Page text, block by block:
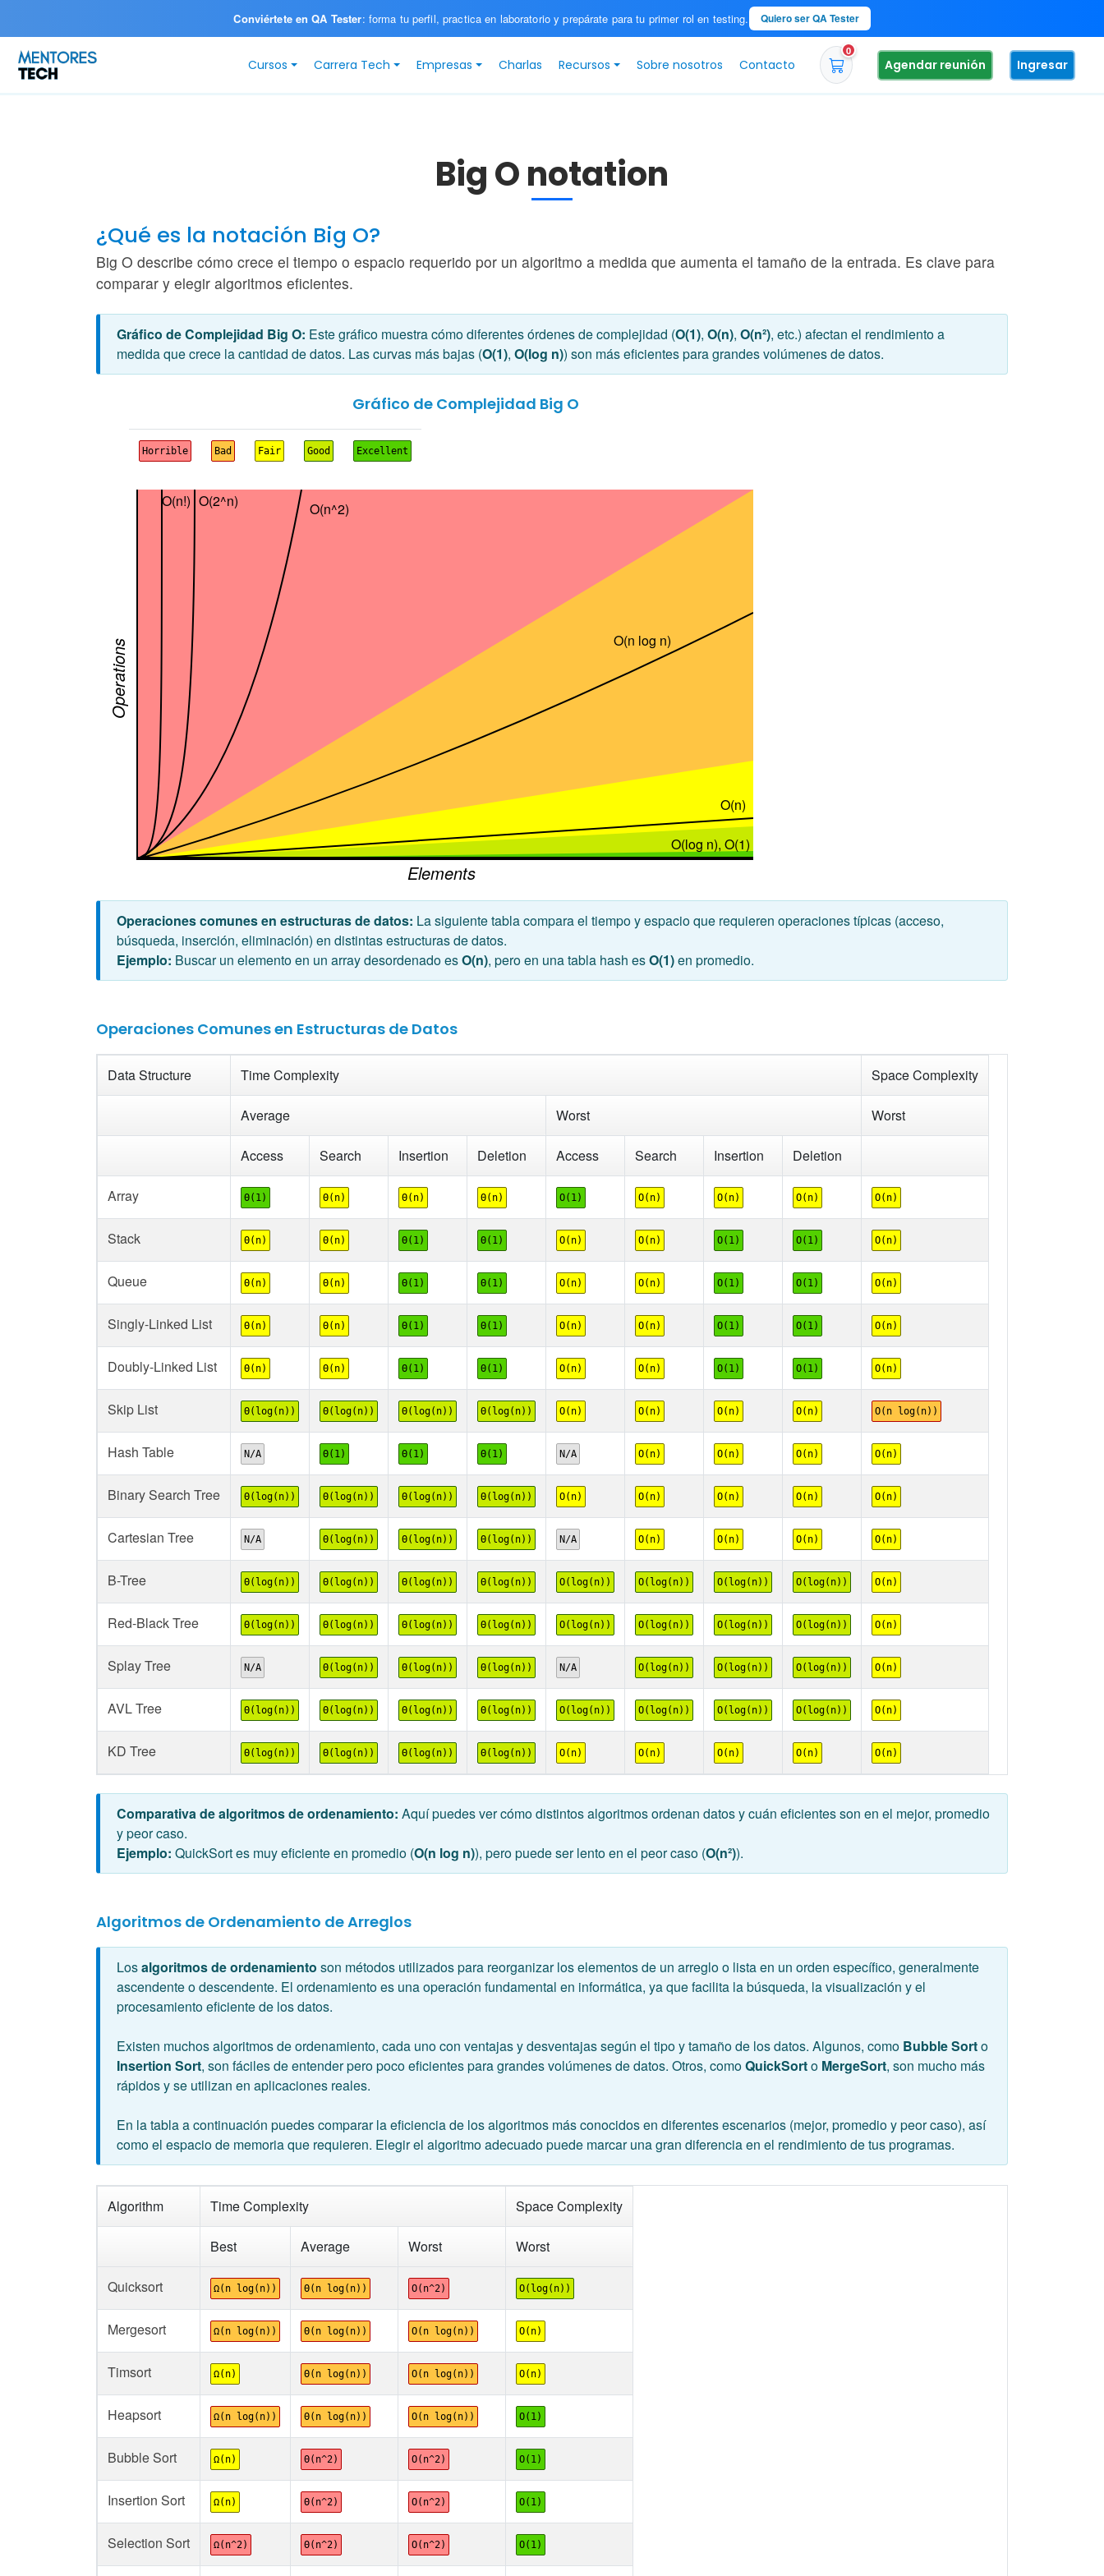
Conviértete en QA Tester: forma tu perfil, practica en laboratorio y prepárate para tu primer rol en testing. Quiero ser QA Tester
Cursos Carrera Tech Empresas Charlas Recursos Sobre nosotros Contacto
0
Agendar reunión Ingresar
Big O notation
¿Qué es la notación Big O?
Big O describe cómo crece el tiempo o espacio requerido por un algoritmo a medida que aumenta el tamaño de la entrada. Es clave para
comparar y elegir algoritmos eficientes.
Gráfico de Complejidad Big O: Este gráfico muestra cómo diferentes órdenes de complejidad (O(1), O(n), O(n²), etc.) afectan el rendimiento a
medida que crece la cantidad de datos. Las curvas más bajas (O(1), O(log n)) son más eficientes para grandes volúmenes de datos.
Gráfico de Complejidad Big O
Horrible Bad Fair Good Excellent
O(log n), O(1)
O(n)
O(n log n)
O(n^2)
O(2^n)
O(n!)
Operations
Elements
Operaciones comunes en estructuras de datos: La siguiente tabla compara el tiempo y espacio que requieren operaciones típicas (acceso,
búsqueda, inserción, eliminación) en distintas estructuras de datos.
Ejemplo: Buscar un elemento en un array desordenado esO(n), pero en una tabla hash esO(1)en promedio.
Operaciones Comunes en Estructuras de Datos
Data Structure Time Complexity Space Complexity
Average Worst Worst
Access Search Insertion Deletion Access Search Insertion Deletion
Array Θ(1) Θ(n) Θ(n) Θ(n) O(1) O(n) O(n) O(n) O(n)
Stack Θ(n) Θ(n) Θ(1) Θ(1) O(n) O(n) O(1) O(1) O(n)
Queue Θ(n) Θ(n) Θ(1) Θ(1) O(n) O(n) O(1) O(1) O(n)
Singly-Linked List Θ(n) Θ(n) Θ(1) Θ(1) O(n) O(n) O(1) O(1) O(n)
Doubly-Linked List Θ(n) Θ(n) Θ(1) Θ(1) O(n) O(n) O(1) O(1) O(n)
Skip List Θ(log(n)) Θ(log(n)) Θ(log(n)) Θ(log(n)) O(n) O(n) O(n) O(n) O(n log(n))
Hash Table N/A Θ(1) Θ(1) Θ(1) N/A O(n) O(n) O(n) O(n)
Binary Search Tree Θ(log(n)) Θ(log(n)) Θ(log(n)) Θ(log(n)) O(n) O(n) O(n) O(n) O(n)
Cartesian Tree N/A Θ(log(n)) Θ(log(n)) Θ(log(n)) N/A O(n) O(n) O(n) O(n)
B-Tree Θ(log(n)) Θ(log(n)) Θ(log(n)) Θ(log(n)) O(log(n)) O(log(n)) O(log(n)) O(log(n)) O(n)
Red-Black Tree Θ(log(n)) Θ(log(n)) Θ(log(n)) Θ(log(n)) O(log(n)) O(log(n)) O(log(n)) O(log(n)) O(n)
Splay Tree N/A Θ(log(n)) Θ(log(n)) Θ(log(n)) N/A O(log(n)) O(log(n)) O(log(n)) O(n)
AVL Tree Θ(log(n)) Θ(log(n)) Θ(log(n)) Θ(log(n)) O(log(n)) O(log(n)) O(log(n)) O(log(n)) O(n)
KD Tree Θ(log(n)) Θ(log(n)) Θ(log(n)) Θ(log(n)) O(n) O(n) O(n) O(n) O(n)
Comparativa de algoritmos de ordenamiento: Aquí puedes ver cómo distintos algoritmos ordenan datos y cuán eficientes son en el mejor, promedio
y peor caso.
Ejemplo: QuickSort es muy eficiente en promedio (O(n log n)), pero puede ser lento en el peor caso (O(n²)).
Algoritmos de Ordenamiento de Arreglos
Losalgoritmos de ordenamiento son métodos utilizados para reorganizar los elementos de un arreglo o lista en un orden específico, generalmente
ascendente o descendente. El ordenamiento es una operación fundamental en informática, ya que facilita la búsqueda, la visualización y el
procesamiento eficiente de los datos.
Existen muchos algoritmos de ordenamiento, cada uno con ventajas y desventajas según el tipo y tamaño de los datos. Algunos, como Bubble Sorto
Insertion Sort, son fáciles de entender pero poco eficientes para grandes volúmenes de datos. Otros, comoQuickSorto MergeSort, son mucho más
rápidos y se utilizan en aplicaciones reales.
En la tabla a continuación puedes comparar la eficiencia de los algoritmos más conocidos en diferentes escenarios (mejor, promedio y peor caso), así
como el espacio de memoria que requieren. Elegir el algoritmo adecuado puede marcar una gran diferencia en el rendimiento de tus programas.
Algorithm Time Complexity Space Complexity
Best Average Worst Worst
Quicksort Ω(n log(n)) Θ(n log(n)) O(n^2) O(log(n))
Mergesort Ω(n log(n)) Θ(n log(n)) O(n log(n)) O(n)
Timsort Ω(n) Θ(n log(n)) O(n log(n)) O(n)
Heapsort Ω(n log(n)) Θ(n log(n)) O(n log(n)) O(1)
Bubble Sort Ω(n) Θ(n^2) O(n^2) O(1)
Insertion Sort Ω(n) Θ(n^2) O(n^2) O(1)
Selection Sort Ω(n^2) Θ(n^2) O(n^2) O(1)